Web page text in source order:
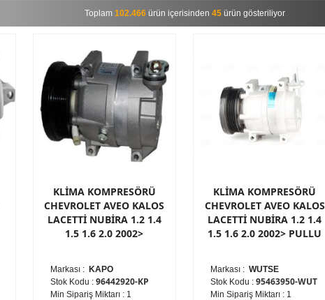
Toplam 102.466 ürün içerisinden 45ürün gösteriliyor
KLİMA KOMPRESÖRÜ
CHEVROLET AVEO KALOS
LACETTİ NUBİRA 1.2 1.4
1.5 1.6 2.0 2002>
Markası : KAPO
Stok Kodu : 96442920-KP
Min Sipariş Miktarı : 1
KLİMA KOMPRESÖRÜ
CHEVROLET AVEO KALOS
LACETTİ NUBİRA 1.2 1.4
1.5 1.6 2.0 2002> PULLU
Markası : WUTSE
Stok Kodu : 95463950-WUT
Min Sipariş Miktarı : 1